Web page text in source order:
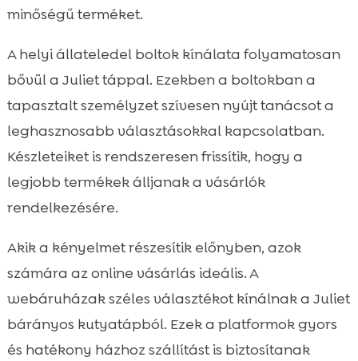
minőségű terméket.
A helyi állateledel boltok kínálata folyamatosan
bővül a Juliet táppal. Ezekben a boltokban a
tapasztalt személyzet szívesen nyújt tanácsot a
leghasznosabb választásokkal kapcsolatban.
Készleteiket is rendszeresen frissítik, hogy a
legjobb termékek álljanak a vásárlók
rendelkezésére.
Akik a kényelmet részesítik előnyben, azok
számára az online vásárlás ideális. A
webáruházak széles választékot kínálnak a Juliet
bárányos kutyatápból. Ezek a platformok gyors
és hatékony házhoz szállítást is biztosítanak